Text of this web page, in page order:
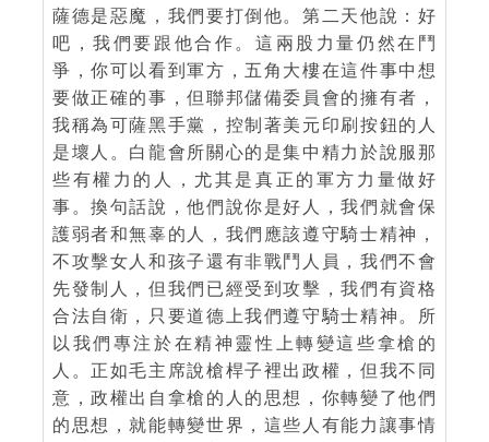
薩德是惡魔，我們要打倒他。第二天他說：好
吧，我們要跟他合作。這兩股力量仍然在鬥
爭，你可以看到軍方，五角大樓在這件事中想
要做正確的事，但聯邦儲備委員會的擁有者，
我稱為可薩黑手黨，控制著美元印刷按鈕的人
是壞人。白龍會所關心的是集中精力於說服那
些有權力的人，尤其是真正的軍方力量做好
事。換句話說，他們說你是好人，我們就會保
護弱者和無辜的人，我們應該遵守騎士精神，
不攻擊女人和孩子還有非戰鬥人員，我們不會
先發制人，但我們已經受到攻擊，我們有資格
合法自衛，只要道德上我們遵守騎士精神。所
以我們專注於在精神靈性上轉變這些拿槍的
人。正如毛主席說槍桿子裡出政權，但我不同
意，政權出自拿槍的人的思想，你轉變了他們
的思想，就能轉變世界，這些人有能力讓事情